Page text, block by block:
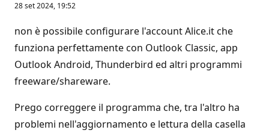
28 set 2024, 19:52
non è possibile configurare l'account Alice.it che
funziona perfettamente con Outlook Classic, app
Outlook Android, Thunderbird ed altri programmi
freeware/shareware.
Prego correggere il programma che, tra l'altro ha
problemi nell'aggiornamento e lettura della casella